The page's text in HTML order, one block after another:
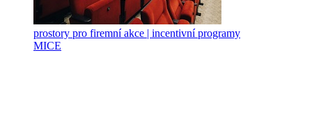
prostory pro firemní akce | incentivní programy
MICE